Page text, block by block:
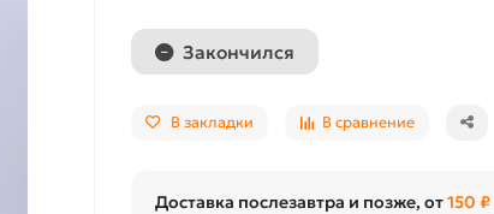
Закончился
В закладки В сравнение
Доставка послезавтра и позже, от150 ₽